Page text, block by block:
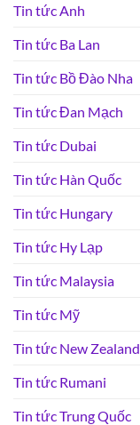
Tin tức Anh
Tin tức Ba Lan
Tin tức Bồ Đào Nha
Tin tức Đan Mạch
Tin tức Dubai
Tin tức Hàn Quốc
Tin tức Hungary
Tin tức Hy Lạp
Tin tức Malaysia
Tin tức Mỹ
Tin tức New Zealand
Tin tức Rumani
Tin tức Trung Quốc